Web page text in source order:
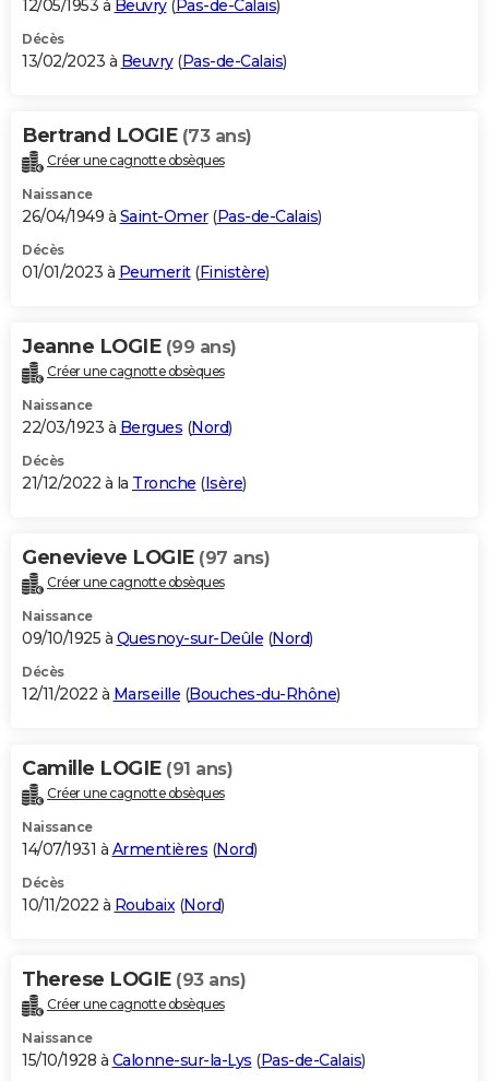
12/05/1953 à Beuvry( Pas-de-Calais)
Décès
13/02/2023 à Beuvry(Pas-de-Calais)
Bertrand LOGIE (73 ans)
Créer une cagnotte obsèques
Naissance
26/04/1949 à Saint-Omer(Pas-de-Calais)
Décès
01/01/2023 à Peumerit(Finistère)
Jeanne LOGIE (99 ans)
Créer une cagnotte obsèques
Naissance
22/03/1923 à Bergues (Nord)
Décès
21/12/2022 à la Tronche (Isère)
Genevieve LOGIE (97 ans)
Créer une cagnotte obsèques
Naissance
09/10/1925 à Quesnoy-sur-Deûle (Nord)
Décès
12/11/2022 à Marseille (Bouches-du-Rhône)
Camille LOGIE (91 ans)
Créer une cagnotte obsèques
Naissance
14/07/1931 à Armentières (Nord)
Décès
10/11/2022 à Roubaix(Nord)
Therese LOGIE (93 ans)
Créer une cagnotte obsèques
Naissance
15/10/1928 à Calonne-sur-la-Lys (Pas-de-Calais)